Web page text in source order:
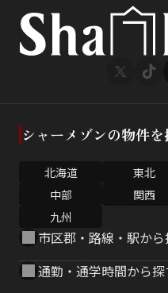
シャーメゾンの物件を
北海道 東北
中部
関西
九州
市区郡・路線・駅から
通勤・通学時間から探